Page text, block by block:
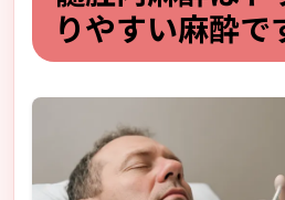
りやすい麻酔で